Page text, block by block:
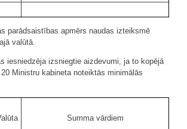
parādsaistības apmērs naudas izteiksmē
valūtā.
iesniedzēja izsniegtie aizdevumi, ja to kopējā
Ministru kabineta noteiktās minimālās
Summa vārdiem